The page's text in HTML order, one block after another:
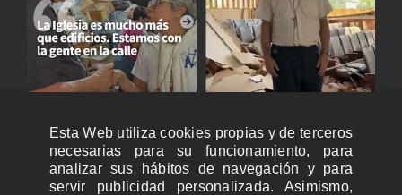
Esta Web utiliza cookies propias y de terceros
necesarias para su funcionamiento, para
analizar sus hábitos de navegación y para
servir publicidad personalizada. Asimismo,